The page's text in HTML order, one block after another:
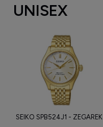
UNISEX
SEIKO SPB524J1 - ZEGAREK